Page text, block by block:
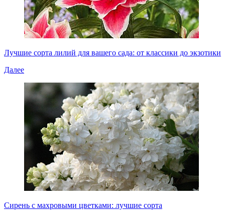
Лучшие сорта лилий для вашего сада: от классики до экзотики
Далее
Сирень с махровыми цветками: лучшие сорта